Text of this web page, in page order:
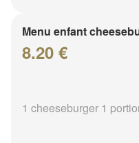
Menu enfant
8.20 €
1 cheeseburger 1